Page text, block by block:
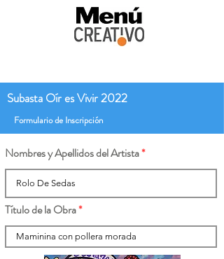
Subasta Oír es Vivir 2022
Formulario de Inscripción
Nombres y Apellidos del Artista
Título de la Obra